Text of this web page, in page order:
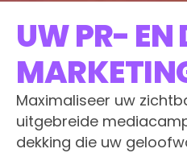
UW PR- EN
Maximaliseer uw
uitgebreide
dekking die uw